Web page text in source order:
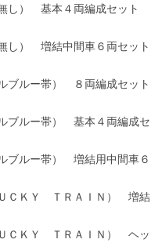
し） 基本４両編成セット
し） 増結中間車６両セット
ブルー帯） ８両編成セット
ブルー帯） 基本４両編成セ
ブルー帯） 増結用中間車６
ＣＫＹ ＴＲＡＩＮ） 増結
ＣＫＹ ＴＲＡＩＮ） ヘッ